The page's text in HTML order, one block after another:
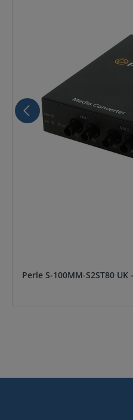
Perle S-100MM-S2ST80